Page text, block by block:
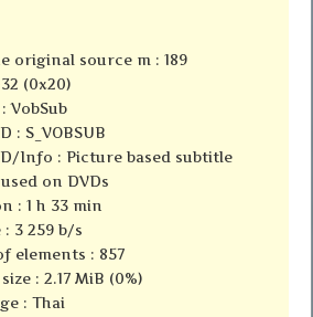
original source m : 189
(0x20)
VobSub
: S_VOBSUB
Info : Picture based subtitle
on DVDs
: 1 h 33 min
3 259 b/s
elements : 857
: 2.17 MiB (0%)
: Thai